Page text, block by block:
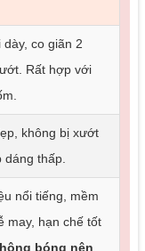
co giãn 2
Rất hợp với
không bị xướt
thấp.
nổi tiếng, mềm
may, hạn chế tốt
bóng nên